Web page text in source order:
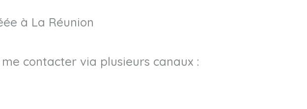
Réunion
contacter via plusieurs canaux :